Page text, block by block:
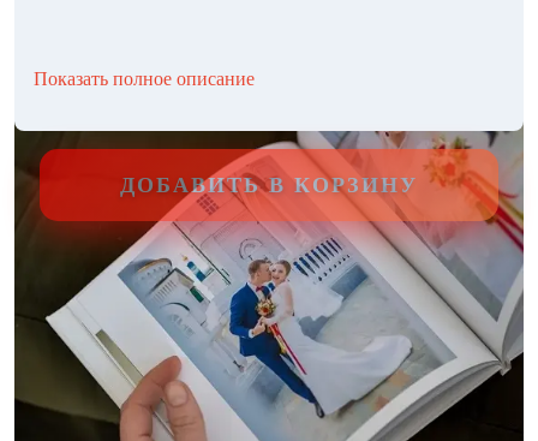
Показать полное описание
ДОБАВИТЬ В КОРЗИНУ
Другие стили фотокниг